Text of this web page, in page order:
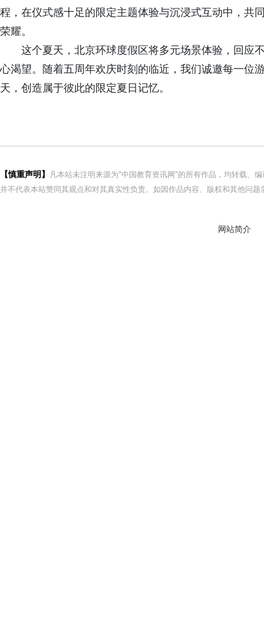
程，在仪式感十足的限定主题体验与沉浸式互动中，共
荣耀。
这个夏天，北京环球度假区将多元场景体验，回应
心渴望。随着五周年欢庆时刻的临近，我们诚邀每一位
天，创造属于彼此的限定夏日记忆。
【慎重声明】
凡本站未注明来源为"中国教育资讯网"的所有作品，均转载、
并不代表本站赞同其观点和对其真实性负责。如因作品内容、版权和其他问
网站简介